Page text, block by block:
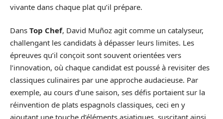
vivante dans chaque plat qu’il prépare.
Dans Top Chef, David Muñoz agit comme un catalyseur,
challengant les candidats à dépasser leurs limites. Les
épreuves qu’il conçoit sont souvent orientées vers
l’innovation, où chaque candidat est poussé à revisiter des
classiques culinaires par une approche audacieuse. Par
exemple, au cours d’une saison, ses défis portaient sur la
réinvention de plats espagnols classiques, ceci en y
ajoutant une touche d’éléments asiatiques, suscitant ainsi